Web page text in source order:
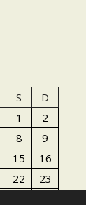
S
D
1
2
8
9
15
16
22
23